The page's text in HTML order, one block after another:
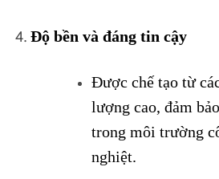
Độ bền và đáng tin cậy
Được chế tạo từ
lượng cao, đảm
trong môi trường
nghiệt.